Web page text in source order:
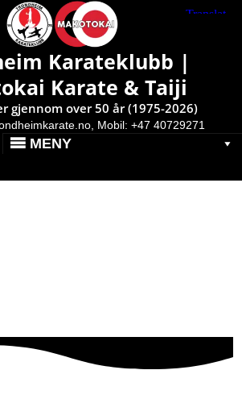
}
Karateklubb |
Karate & Taiji
gjennom over 50 år (1975-2026)
Mobil: +47 40729271
MENY
Av: Pål Erik
til Bergen Open
2018
Publisert: 6. april 2018